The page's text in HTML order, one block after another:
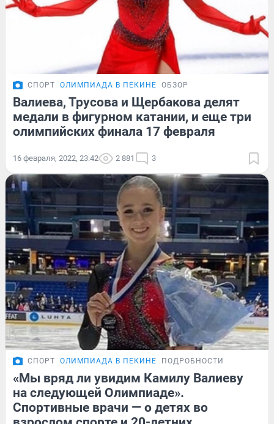
СПОРТ ОЛИМПИАДА В ПЕКИНЕ ОБЗОР
Валиева, Трусова и Щербакова делят
медали в фигурном катании, и еще три
олимпийских финала 17 февраля
16 февраля, 2022, 23:42 2 881 3
СПОРТ ОЛИМПИАДА В ПЕКИНЕ ПОДРОБНОСТИ
«Мы вряд ли увидим Камилу Валиеву
на следующей Олимпиаде».
Спортивные врачи — о детях во